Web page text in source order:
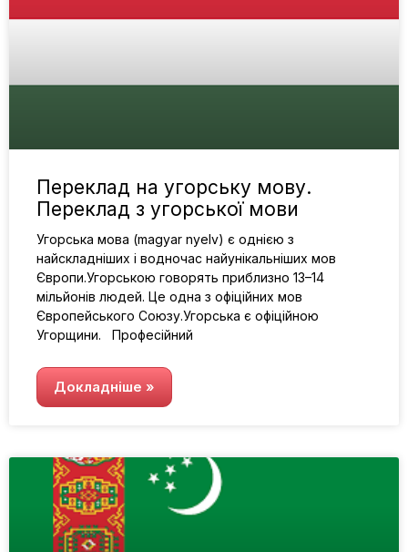
Переклад на угорську мову.
Переклад з угорської мови
Угорська мова (magyar nyelv) є однією з
найскладніших і водночас найунікальніших мов
Європи.Угорською говорять приблизно 13–14
мільйонів людей. Це одна з офіційних мов
Європейського Союзу.Угорська є офіційною
Угорщини. Професійний
Докладніше »